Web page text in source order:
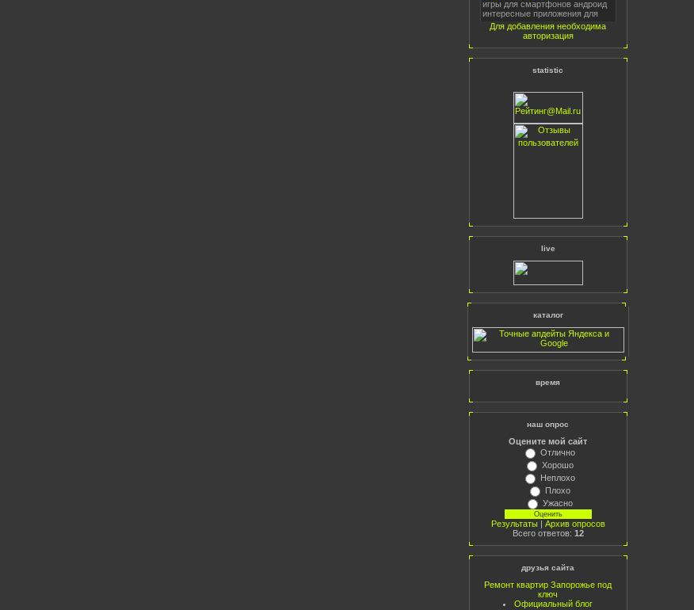
Для добавления необходима
авторизация
statistic
live
каталог
время
наш опрос
Оцените мой сайт
Отлично
Хорошо
Неплохо
Плохо
Ужасно
Результаты| Архив опросов
Всего ответов: 12
друзья сайта
Ремонт квартир Запорожье под
ключ
Официальный блог